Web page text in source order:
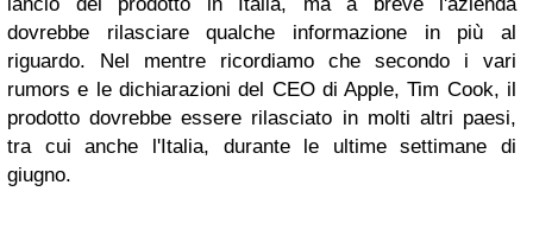
dovrebbe rilasciare qualche informazione in più al
riguardo. Nel mentre ricordiamo che secondo i vari
rumors e le dichiarazioni del CEO di Apple, Tim Cook, il
prodotto dovrebbe essere rilasciato in molti altri paesi,
tra cui anche l'Italia, durante le ultime settimane di
giugno.